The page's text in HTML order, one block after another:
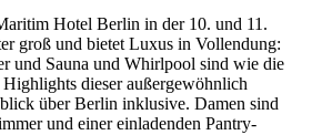
Hotel Berlin in der 10. und 11.
groß und bietet Luxus in Vollendung:
und Sauna und Whirlpool sind wie die
dieser außergewöhnlich
über Berlin inklusive. Damen sind
und einer einladenden Pantry-